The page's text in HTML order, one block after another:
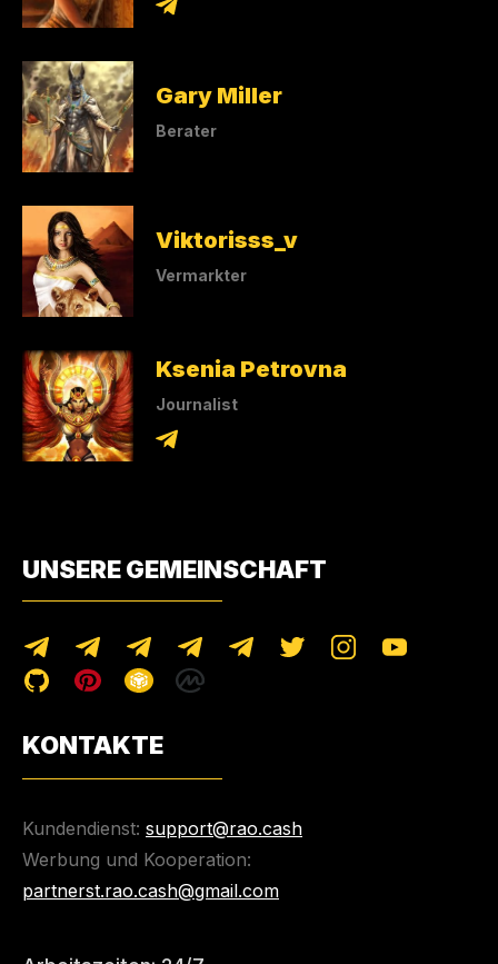
Gary Miller
Berater
Viktorisss_v
Vermarkter
Ksenia Petrovna
Journalist
UNSERE GEMEINSCHAFT
KONTAKTE
Kundendienst: support@rao.cash
Werbung und Kooperation:
partnerst.rao.cash@gmail.com